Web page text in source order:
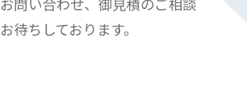
お問い合わせ、御見積のご相談
お待ちしております。